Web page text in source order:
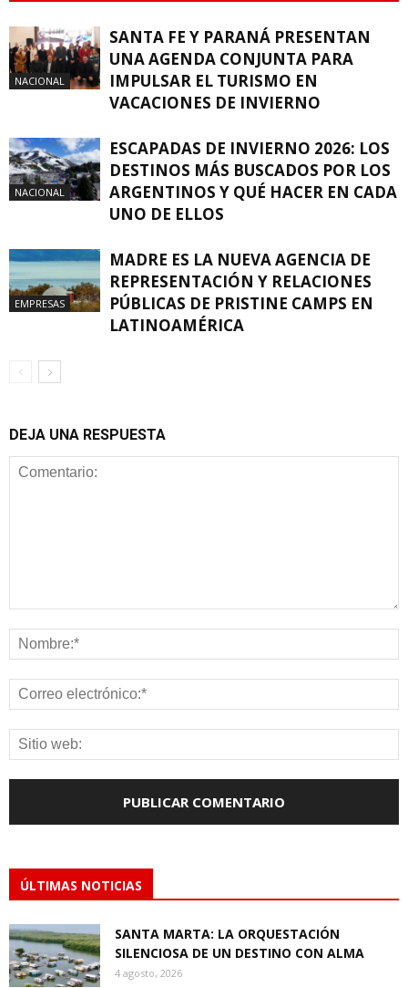
NACIONAL
SANTA FE Y PARANÁ PRESENTAN
UNA AGENDA CONJUNTA PARA
IMPULSAR EL TURISMO EN
VACACIONES DE INVIERNO
NACIONAL
ESCAPADAS DE INVIERNO 2026: LOS
DESTINOS MÁS BUSCADOS POR LOS
ARGENTINOS Y QUÉ HACER EN CADA
UNO DE ELLOS
EMPRESAS
MADRE ES LA NUEVA AGENCIA DE
REPRESENTACIÓN Y RELACIONES
PÚBLICAS DE PRISTINE CAMPS EN
LATINOAMÉRICA
DEJA UNA RESPUESTA
ÚLTIMAS NOTICIAS
SANTA MARTA: LA ORQUESTACIÓN
SILENCIOSA DE UN DESTINO CON ALMA
4 agosto, 2026